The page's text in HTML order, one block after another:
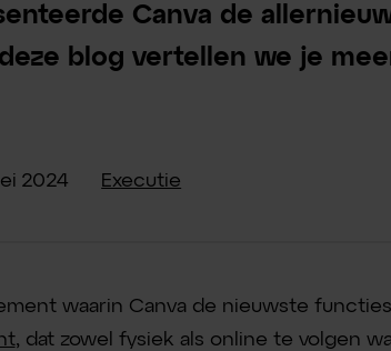
Canva de
blog vertellen we je
2024 Executie
waarin Canva de nieuwste
, dat zowel fysiek als online te volgen